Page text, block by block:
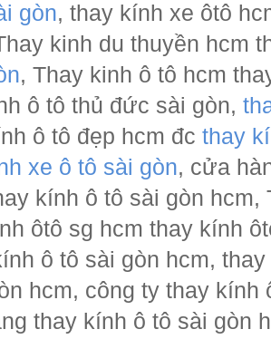
gòn, thay kính xe ôtô
kinh du thuyền hcm
, Thay kinh ô tô hcm
ô tô thủ đức sài gòn,
ô tô đẹp hcm đc thay
xe ô tô sài gòn, cửa
kính ô tô sài gòn hcm,
ôtô sg hcm thay kính
ô tô sài gòn hcm,
hcm, công ty thay
thay kính ô tô sài gòn